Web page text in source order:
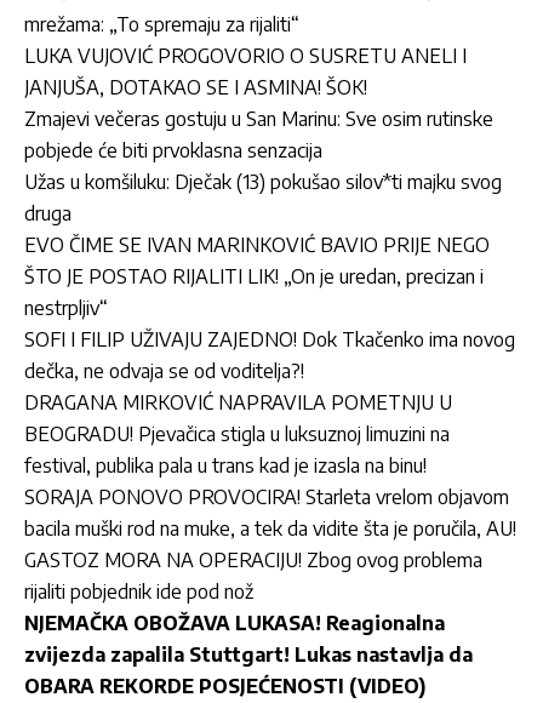
mrežama: „To spremaju za rijaliti“
LUKA VUJOVIĆ PROGOVORIO O SUSRETU ANELI I
JANJUŠA, DOTAKAO SE I ASMINA! ŠOK!
Zmajevi večeras gostuju u San Marinu: Sve osim rutinske
pobjede će biti prvoklasna senzacija
Užas u komšiluku: Dječak (13) pokušao silov*ti majku svog
druga
EVO ČIME SE IVAN MARINKOVIĆ BAVIO PRIJE NEGO
ŠTO JE POSTAO RIJALITI LIK! „On je uredan, precizan i
nestrpljiv“
SOFI I FILIP UŽIVAJU ZAJEDNO! Dok Tkačenko ima novog
dečka, ne odvaja se od voditelja?!
DRAGANA MIRKOVIĆ NAPRAVILA POMETNJU U
BEOGRADU! Pjevačica stigla u luksuznoj limuzini na
festival, publika pala u trans kad je izasla na binu!
SORAJA PONOVO PROVOCIRA! Starleta vrelom objavom
bacila muški rod na muke, a tek da vidite šta je poručila, AU!
GASTOZ MORA NA OPERACIJU! Zbog ovog problema
rijaliti pobjednik ide pod nož
NJEMAČKA OBOŽAVA LUKASA! Reagionalna
zvijezda zapalila Stuttgart! Lukas nastavlja da
OBARA REKORDE POSJEĆENOSTI (VIDEO)